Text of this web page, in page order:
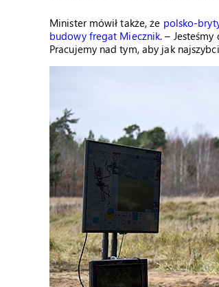
Minister mówił także, że polsko-
budowy fregat Miecznik. –
Pracujemy nad tym, aby jak